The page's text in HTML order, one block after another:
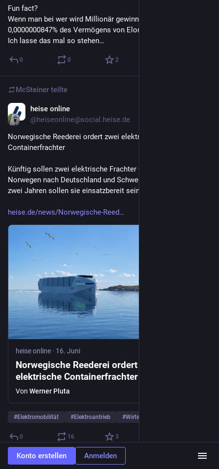
Fun fact?
Wenn man bei wer wird Millionär gewinnt, hat man ca.
0,0000000847% des Vermögens von Elon Musk.
Ich lasse das mal so stehen…
0 0 2
McSteiner teilte
heise online
@heiseonline@social.heise.de
Norwegische Reederei ordert zwei elektrische
Containerfrachter
Künftig sollen zwei elektrische Frachter Container von
Norwegen nach Deutschland und Schweden transportieren. In
zwei Jahren sollen sie einsatzbereit sein.
heise.de/news/Norwegische-Reed
heise online · 16. Juni
Norwegische Reederei ordert zwei
elektrische Containerfrachter
Von Werner Pluta
#Elektromobilität #Elektroantrieb #Wirtschaft
0 16 3
McSteinerteilte
Konto erstellen Anmelden